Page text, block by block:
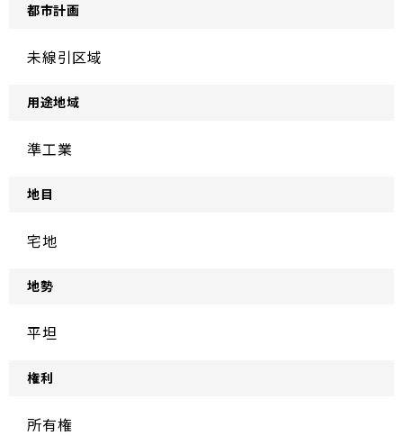
都市計画
未線引区域
用途地域
準工業
地目
宅地
地勢
平坦
権利
所有権